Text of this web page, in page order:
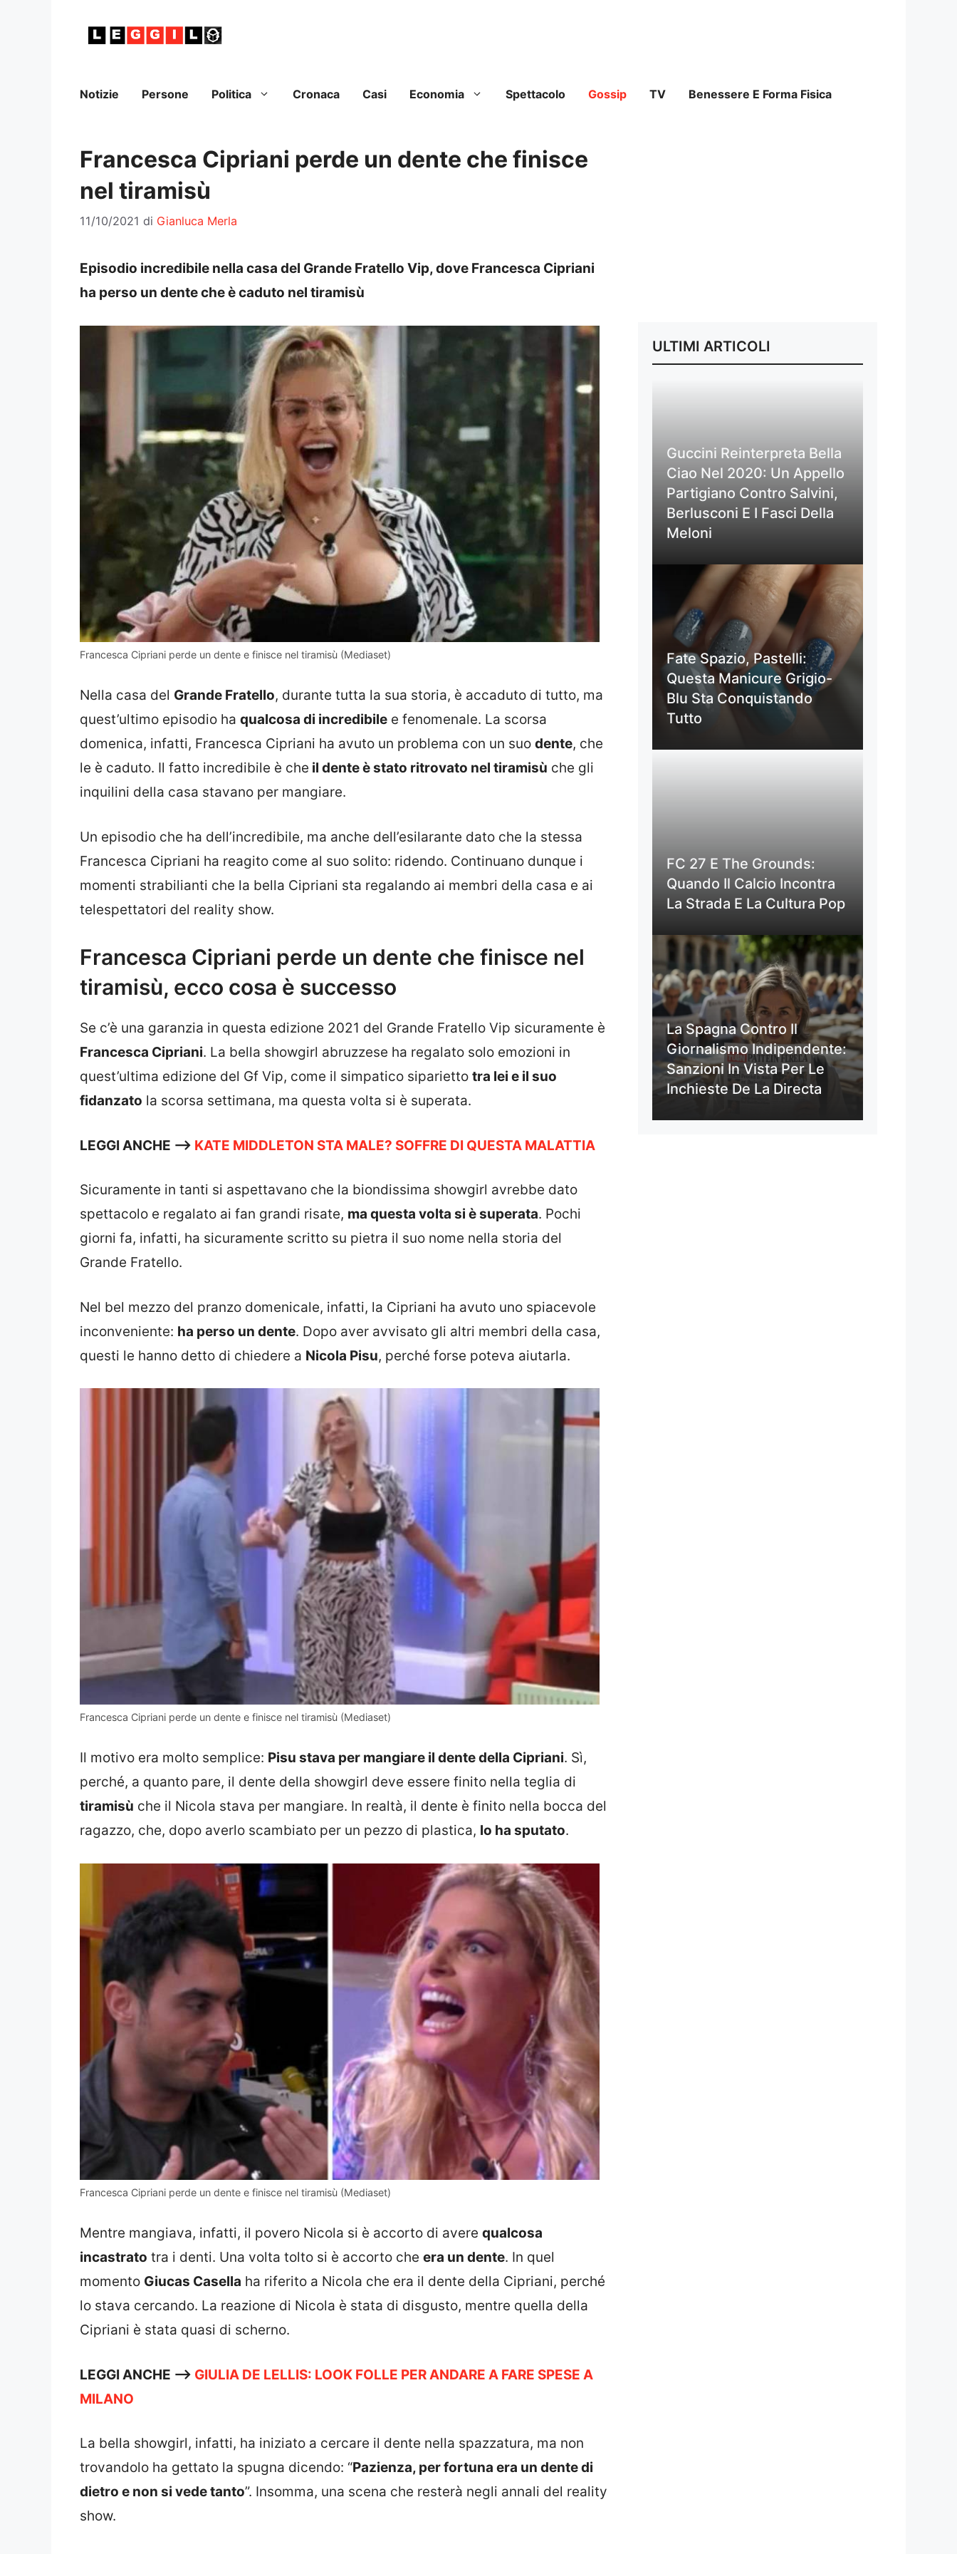
Notizie Persone Politica Cronaca Casi Economia Spettacolo Gossip TV Benessere E Forma Fisica
Francesca Cipriani perde un dente che finisce
nel tiramisù
11/10/2021 di Gianluca Merla
Episodio incredibile nella casa del Grande Fratello Vip, dove Francesca Cipriani
ha perso un dente che è caduto nel tiramisù
Francesca Cipriani perde un dente e finisce nel tiramisù (Mediaset)
Nella casa del Grande Fratello, durante tutta la sua storia, è accaduto di tutto, ma
quest’ultimo episodio ha qualcosa di incredibile e fenomenale. La scorsa
domenica, infatti, Francesca Cipriani ha avuto un problema con un suo dente, che
le è caduto. Il fatto incredibile è che il dente è stato ritrovato nel tiramisù che gli
inquilini della casa stavano per mangiare.
Un episodio che ha dell’incredibile, ma anche dell’esilarante dato che la stessa
Francesca Cipriani ha reagito come al suo solito: ridendo. Continuano dunque i
momenti strabilianti che la bella Cipriani sta regalando ai membri della casa e ai
telespettatori del reality show.
Francesca Cipriani perde un dente che finisce nel
tiramisù, ecco cosa è successo
Se c’è una garanzia in questa edizione 2021 del Grande Fratello Vip sicuramente è
Francesca Cipriani. La bella showgirl abruzzese ha regalato solo emozioni in
quest’ultima edizione del Gf Vip, come il simpatico siparietto tra lei e il suo
fidanzato la scorsa settimana, ma questa volta si è superata.
LEGGI ANCHE –> KATE MIDDLETON STA MALE? SOFFRE DI QUESTA MALATTIA
Sicuramente in tanti si aspettavano che la biondissima showgirl avrebbe dato
spettacolo e regalato ai fan grandi risate, ma questa volta si è superata. Pochi
giorni fa, infatti, ha sicuramente scritto su pietra il suo nome nella storia del
Grande Fratello.
Nel bel mezzo del pranzo domenicale, infatti, la Cipriani ha avuto uno spiacevole
inconveniente: ha perso un dente. Dopo aver avvisato gli altri membri della casa,
questi le hanno detto di chiedere a Nicola Pisu, perché forse poteva aiutarla.
Francesca Cipriani perde un dente e finisce nel tiramisù (Mediaset)
Il motivo era molto semplice: Pisu stava per mangiare il dente della Cipriani. Sì,
perché, a quanto pare, il dente della showgirl deve essere finito nella teglia di
tiramisù che il Nicola stava per mangiare. In realtà, il dente è finito nella bocca del
ragazzo, che, dopo averlo scambiato per un pezzo di plastica, lo ha sputato.
Francesca Cipriani perde un dente e finisce nel tiramisù (Mediaset)
Mentre mangiava, infatti, il povero Nicola si è accorto di avere qualcosa
incastrato tra i denti. Una volta tolto si è accorto che era un dente. In quel
momento Giucas Casella ha riferito a Nicola che era il dente della Cipriani, perché
lo stava cercando. La reazione di Nicola è stata di disgusto, mentre quella della
Cipriani è stata quasi di scherno.
LEGGI ANCHE –> GIULIA DE LELLIS: LOOK FOLLE PER ANDARE A FARE SPESE A
MILANO
La bella showgirl, infatti, ha iniziato a cercare il dente nella spazzatura, ma non
trovandolo ha gettato la spugna dicendo: “Pazienza, per fortuna era un dente di
dietro e non si vede tanto”. Insomma, una scena che resterà negli annali del reality
show.
ULTIMI ARTICOLI
Guccini Reinterpreta Bella
Ciao Nel 2020: Un Appello
Partigiano Contro Salvini,
Berlusconi E I Fasci Della
Meloni
Fate Spazio, Pastelli:
Questa Manicure Grigio-
Blu Sta Conquistando
Tutto
FC 27 E The Grounds:
Quando Il Calcio Incontra
La Strada E La Cultura Pop
La Spagna Contro Il
Giornalismo Indipendente:
Sanzioni In Vista Per Le
Inchieste De La Directa